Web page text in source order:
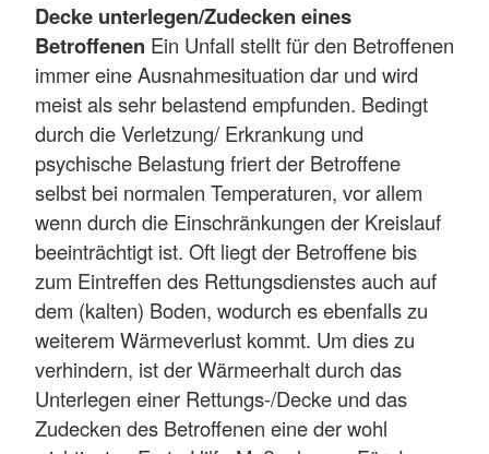
Decke unterlegen/Zudecken eines
Betroffenen Ein Unfall stellt für den Betroffenen
immer eine Ausnahmesituation dar und wird
meist als sehr belastend empfunden. Bedingt
durch die Verletzung/ Erkrankung und
psychische Belastung friert der Betroffene
selbst bei normalen Temperaturen, vor allem
wenn durch die Einschränkungen der Kreislauf
beeinträchtigt ist. Oft liegt der Betroffene bis
zum Eintreffen des Rettungsdienstes auch auf
dem (kalten) Boden, wodurch es ebenfalls zu
weiterem Wärmeverlust kommt. Um dies zu
verhindern, ist der Wärmeerhalt durch das
Unterlegen einer Rettungs-/Decke und das
Zudecken des Betroffenen eine der wohl